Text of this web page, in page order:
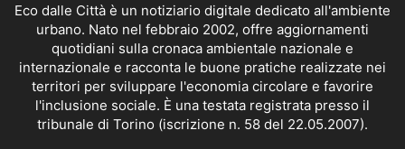
Eco dalle Città è un notiziario digitale dedicato all'ambiente
urbano. Nato nel febbraio 2002, offre aggiornamenti
quotidiani sulla cronaca ambientale nazionale e
internazionale e racconta le buone pratiche realizzate nei
territori per sviluppare l'economia circolare e favorire
l'inclusione sociale. È una testata registrata presso il
tribunale di Torino (iscrizione n. 58 del 22.05.2007).